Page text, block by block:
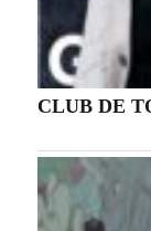
CLUB DE